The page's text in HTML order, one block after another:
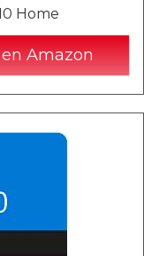
Home
Amazon